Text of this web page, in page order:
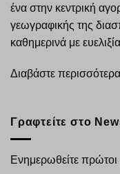
ένα στην κεντρική
γεωγραφικής της
καθημερινά με
Διαβάστε
Γραφτείτε στο
Ενημερωθείτε πρώτοι